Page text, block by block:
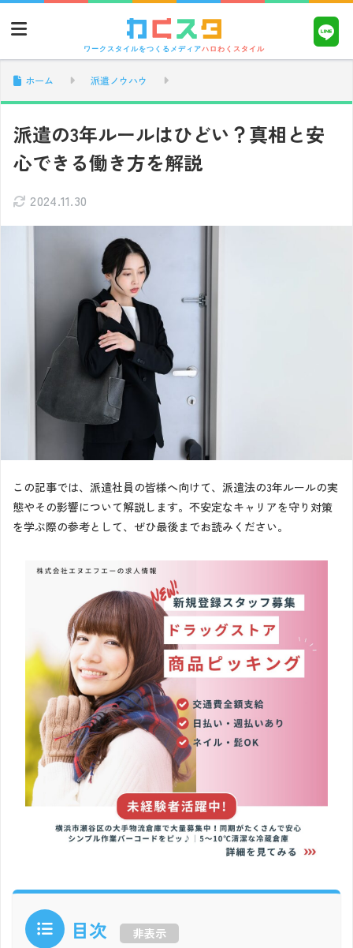
ワークスタイルをつくるメディアハロわくスタイル
ホーム 派遣ノウハウ
派遣の3年ルールはひどい？真相と安
心できる働き方を解説
2024.11.30
この記事では、派遣社員の皆様へ向けて、派遣法の3年ルールの実
態やその影響について解説します。不安定なキャリアを守り対策
を学ぶ際の参考として、ぜひ最後までお読みください。
目次 非表示